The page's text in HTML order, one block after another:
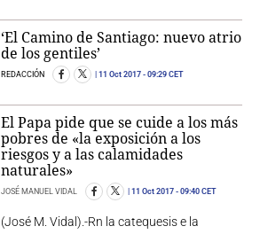
‘El Ca­mino de San­tia­go: nue­vo atrio
de los gen­ti­les’
REDACCIÓN 11 Oct 2017 - 09:29 CET
El Papa pide que se cuide a los más
pobres de «la exposición a los
riesgos y a las calamidades
naturales»
JOSÉ MANUEL VIDAL 11 Oct 2017 - 09:40 CET
(José M. Vidal).-Rn la catequesis e la